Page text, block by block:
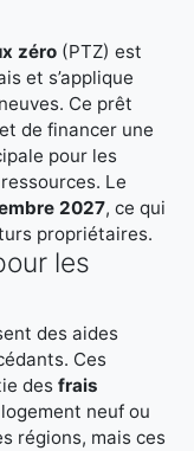
zéro (PTZ) est
et s’applique
Ce prêt
de financer une
pour les
Le
2027, ce qui
propriétaires.
les
des aides
Ces
des frais
neuf ou
régions, mais ces